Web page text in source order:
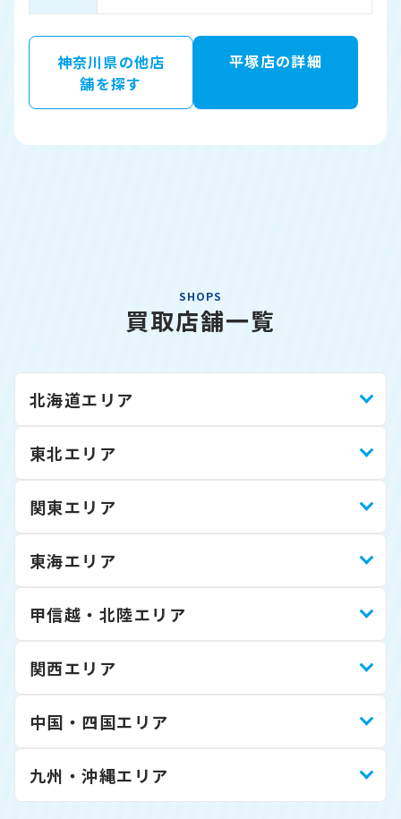
神奈川県の他店
舗を探す
平塚店の詳細
SHOPS
買取店舗一覧
北海道エリア
東北エリア
関東エリア
東海エリア
甲信越・北陸エリア
関西エリア
中国・四国エリア
九州・沖縄エリア